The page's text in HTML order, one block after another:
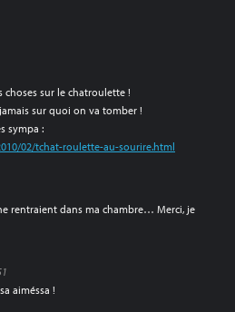
choses sur le chatroulette !
sur quoi on va tomber !
sympa :
02/tchat-roulette-au-sourire.html
rentraient dans ma chambre… Merci, je
aiméssa !